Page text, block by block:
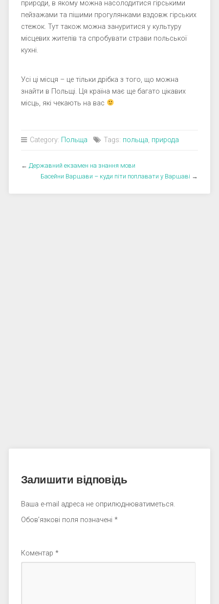
природи, в якому можна насолодитися гірськими
пейзажами та пішими прогулянками вздовж гірських
стежок. Тут також можна зануритися у культуру
місцевих жителів та спробувати страви польської
кухні.
Усі ці місця – це тільки дрібка з того, що можна
знайти в Польщі. Ця країна має ще багато цікавих
місць, які чекають на вас
Category: Польща Tags: польща, природа
← Державний екзамен на знання мови
Басейни Варшави – куди піти поплавати у Варшаві →
Залишити відповідь
Ваша e-mail адреса не оприлюднюватиметься.
Обов’язкові поля позначені *
Коментар *